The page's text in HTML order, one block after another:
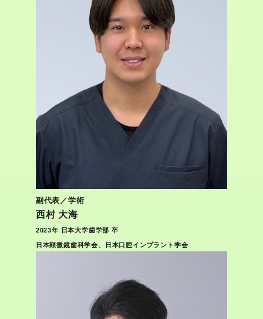
副代表／学術
西村 大海
2023年 日本大学歯学部 卒
日本顕微鏡歯科学会、日本口腔インプラント学会